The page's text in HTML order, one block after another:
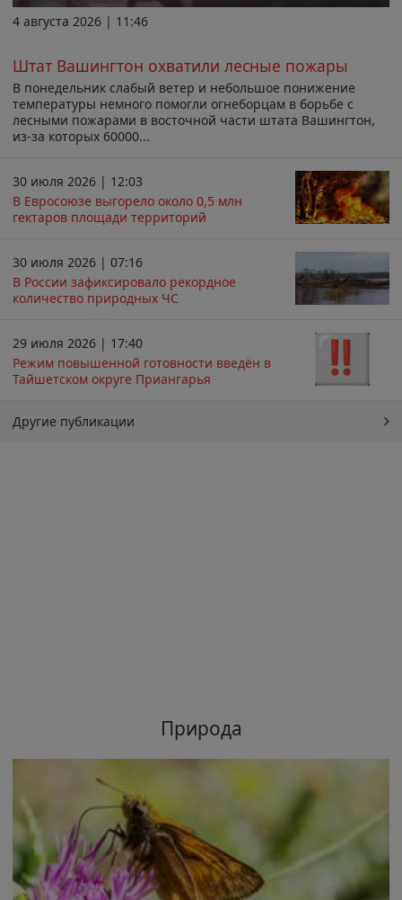
4 августа 2026 | 11:46
Штат Вашингтон охватили лесные пожары
В понедельник слабый ветер и небольшое понижение
температуры немного помогли огнеборцам в борьбе с
лесными пожарами в восточной части штата Вашингтон,
из-за которых 60000...
30 июля 2026 | 12:03
В Евросоюзе выгорело около 0,5 млн
гектаров площади территорий
30 июля 2026 | 07:16
В России зафиксировало рекордное
количество природных ЧС
29 июля 2026 | 17:40
Режим повышенной готовности введён в
Тайшетском округе Приангарья
Другие публикации
Природа